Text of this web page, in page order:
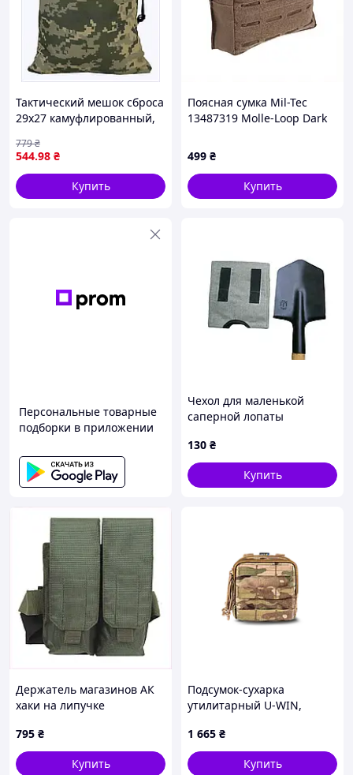
Тактический мешок сброса
29х27 камуфлированный,
544.98 ₴
779₴
Купить
Поясная сумка Mil-Tec
13487319 Molle-Loop Dark
499 ₴
Купить
Персональные товарные
подборки в приложении
Чехол для маленькой
саперной лопаты
130 ₴
Купить
Держатель магазинов АК
хаки на липучке
795 ₴
Купить
Подсумок-сухарка
утилитарный U-WIN,
1 665 ₴
Купить